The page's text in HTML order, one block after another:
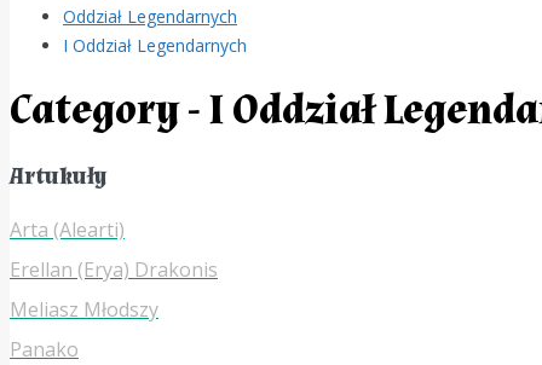
Oddział Legendarnych
I Oddział Legendarnych
Category - I Oddział
Artukuły
Arta (Alearti)
Erellan (Erya) Drakonis
Meliasz Młodszy
Panako